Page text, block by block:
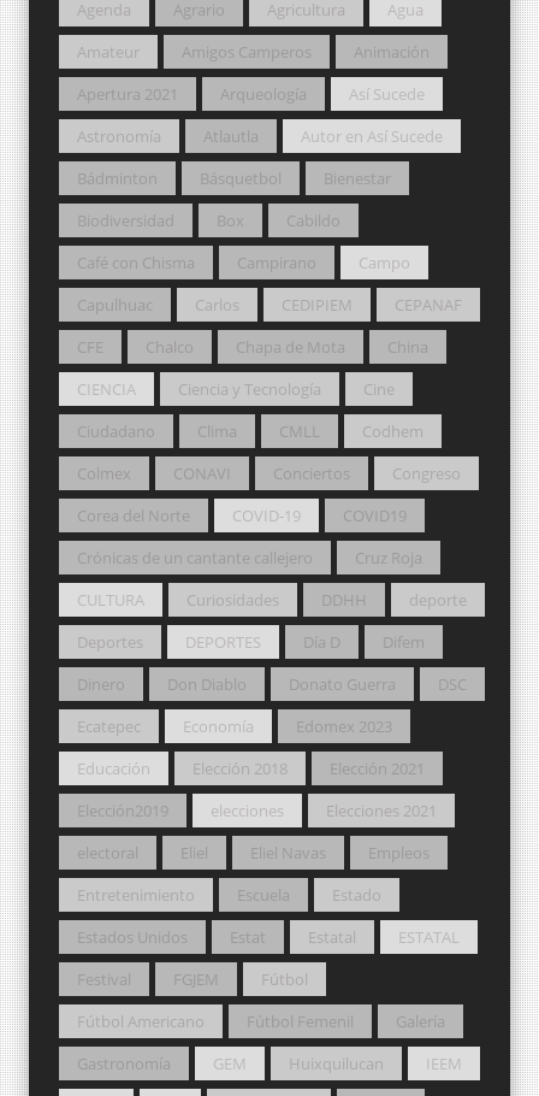
Agenda
Agrario Agricultura
Agua
Amateur
Amigos Camperos
Animación
Apertura 2021
Arqueología
Así Sucede
Astronomía
Atlautla
Autor en Así Sucede
Bádminton
Básquetbol
Bienestar
Biodiversidad
Box
Cabildo
Café con Chisma
Campirano
Campo
Capulhuac
Carlos CEDIPIEM
CEPANAF
CFE
Chalco Chapa de Mota
China
CIENCIA
Ciencia y Tecnología
Cine
Ciudadano
Clima CMLL
Codhem
Colmex
CONAVI Conciertos
Congreso
Corea del Norte
COVID-19
COVID19
Crónicas de un cantante callejero
Cruz Roja
CULTURA
Curiosidades DDHH
deporte
Deportes
DEPORTES Día D
Difem
Dinero
Don Diablo Donato Guerra
DSC
Ecatepec
Economía
Edomex 2023
Educación
Elección 2018
Elección 2021
Elección2019
elecciones
Elecciones 2021
electoral
Eliel Eliel Navas
Empleos
Entretenimiento
Escuela
Estado
Estados Unidos
Estat Estatal
ESTATAL
Festival
FGJEM
Fútbol
Fútbol Americano
Fútbol Femenil
Galería
Gastronomía
GEM Huixquilucan
IEEM